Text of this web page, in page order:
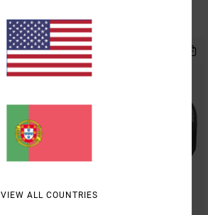
DUPLA PROMO 10% EXTRA
VIEW ALL COUNTRIES